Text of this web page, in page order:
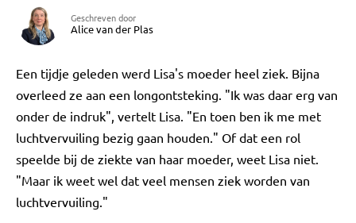
Geschreven door
Alice van der Plas
Een tijdje geleden werd Lisa's moeder heel ziek. Bijna
overleed ze aan een longontsteking. "Ik was daar erg van
onder de indruk", vertelt Lisa. "En toen ben ik me met
luchtvervuiling bezig gaan houden." Of dat een rol
speelde bij de ziekte van haar moeder, weet Lisa niet.
"Maar ik weet wel dat veel mensen ziek worden van
luchtvervuiling."